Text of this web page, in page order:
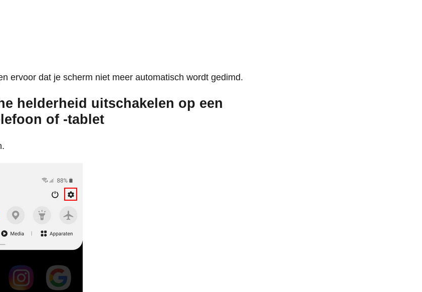
ervoor dat je scherm niet meer automatisch wordt gedimd.
helderheid uitschakelen op een
of -tablet